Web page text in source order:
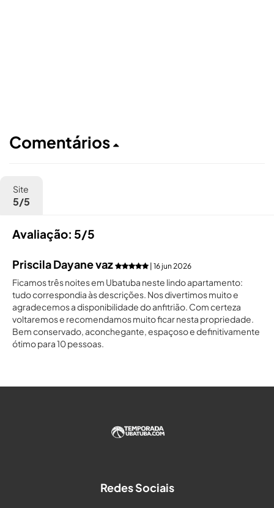
Comentários
Site
5/5
Avaliação: 5/5
Priscila Dayane vaz | 16 jun 2026
Ficamos três noites em Ubatuba neste lindo apartamento:
tudo correspondia às descrições. Nos divertimos muito e
agradecemos a disponibilidade do anfitrião. Com certeza
voltaremos e recomendamos muito ficar nesta propriedade.
Bem conservado, aconchegante, espaçoso e definitivamente
ótimo para 10 pessoas.
Redes Sociais